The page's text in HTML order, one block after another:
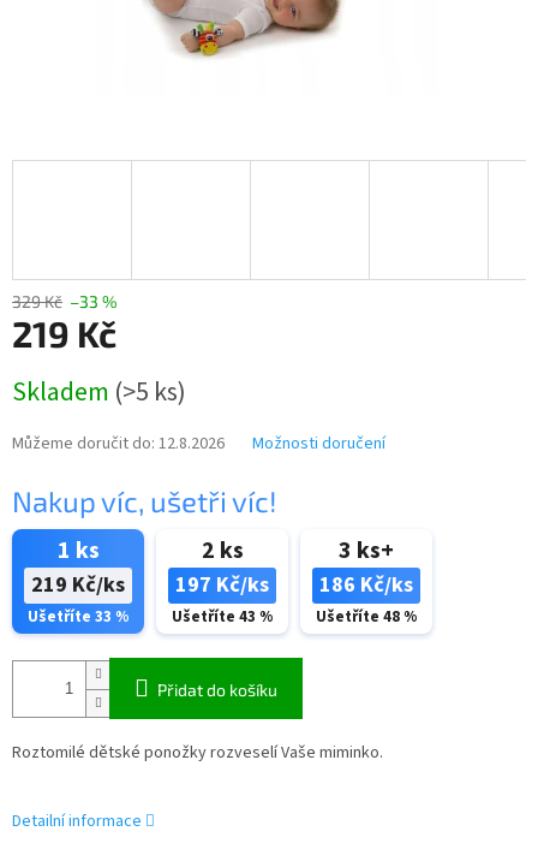
329 Kč –33 %
219 Kč
cena:
Skladem (>5 ks)
Můžeme doručit do: 12.8.2026 Možnosti doručení
Nakup víc, ušetři víc!
1 ks
219 Kč/ks
Ušetříte 33 %
2 ks
197 Kč/ks
Ušetříte 43 %
3 ks+
186 Kč/ks
Ušetříte 48 %
Přidat do košíku
Roztomilé dětské ponožky rozveselí Vaše miminko.
Detailní informace